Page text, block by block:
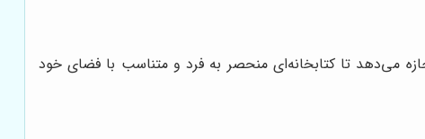
می‌دهد تا کتابخانه‌ای منحصر به فرد و متناسب با فضای خود